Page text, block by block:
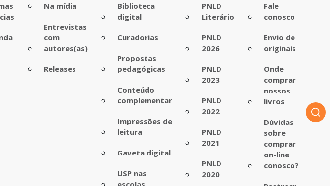
Na mídia
Entrevistas
com
autores(as)
Releases
Biblioteca
digital
Curadorias
Propostas
pedagógicas
Conteúdo
complementar
Impressões de
leitura
Gaveta digital
USP nas
escolas
PNLD
Literário
PNLD
2026
PNLD
2023
PNLD
2022
PNLD
2021
PNLD
2020
Fale
conosco
Envio de
originais
Onde
comprar
nossos
livros
Dúvidas
sobre
comprar
on-line
conosco?